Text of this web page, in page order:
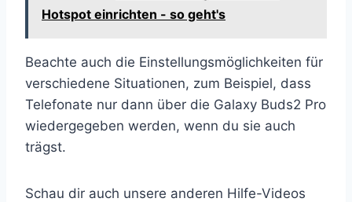
Hotspot einrichten - so geht's
Beachte auch die Einstellungsmöglichkeiten für
verschiedene Situationen, zum Beispiel, dass
Telefonate nur dann über die Galaxy Buds2 Pro
wiedergegeben werden, wenn du sie auch
trägst.
Schau dir auch unsere anderen Hilfe-Videos